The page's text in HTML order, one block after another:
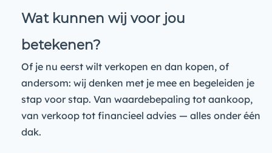
Wat kunnen wij voor jou
betekenen?
Of je nu eerst wilt verkopen en dan kopen, of
andersom: wij denken met je mee en begeleiden je
stap voor stap. Van waardebepaling tot aankoop,
van verkoop tot financieel advies — alles onder één
dak.